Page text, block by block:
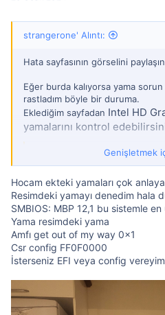
strangerone' Alıntı:
Hata sayfasının görselini
Eğer burda kalıyorsa yama
rastladım böyle bir duruma.
Eklediğim sayfadan Intel HD
yamalarını kontrol
WhateverGreen/Manual/
Various patches
ATI/AMD/Intel/
acidanthera/
github.com
Eklediğim de başarılı bir HD5500
Ekli dosyayı görüntüle 52478
Öyledir mutlaka ama yine de
Misc > Security >
Genişletmek
Hocam ekteki yamaları çok
Resimdeki yamayı denedim hala
SMBIOS: MBP 12,1 bu sistemle
Yama resimdeki yama
Amfı get out of my way 0x1
Csr config FF0F0000
İsterseniz EFI veya config vereyim